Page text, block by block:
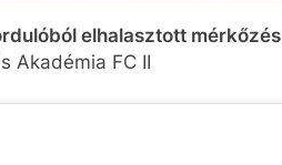
elhalasztott mérkőzés
Akadémia FC II